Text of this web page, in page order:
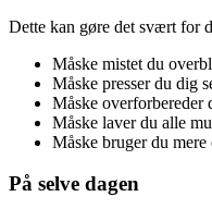
Dette kan gøre det svært for
Måske mistet du
Måske presser du dig
Måske overforbereder
Måske laver du alle
Måske bruger du
På selve dagen